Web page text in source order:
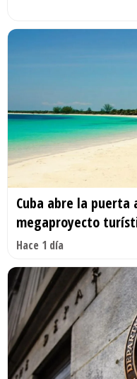
Cuba abre la puerta
megaproyecto
Hace 1 día